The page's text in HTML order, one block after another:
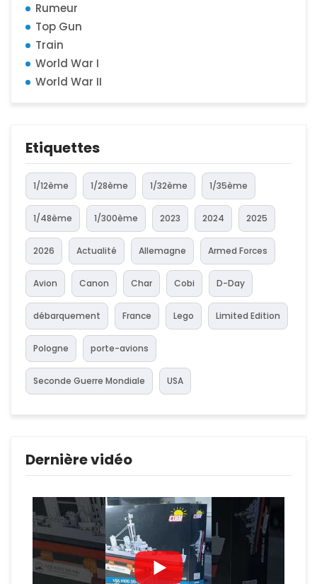
Rumeur
Top Gun
Train
World War I
World War II
Etiquettes
1/12ème 1/28ème 1/32ème 1/35ème
1/48ème 1/300ème 2023 2024 2025
2026 Actualité Allemagne Armed Forces
Avion Canon Char Cobi D-Day
débarquement France Lego Limited Edition
Pologne porte-avions
Seconde Guerre Mondiale USA
Dernière vidéo